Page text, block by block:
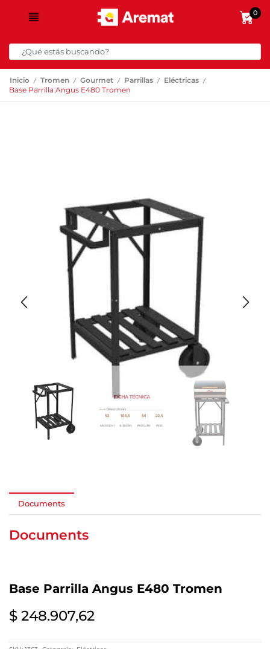
0
Inicio / Tromen / Gourmet / Parrillas / Eléctricas /
Base Parrilla Angus E480 Tromen
Documents
Documents
Base Parrilla Angus E480 Tromen
$ 248.907,62